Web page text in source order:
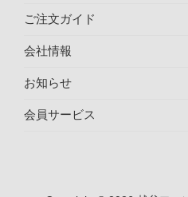
ご注文ガイド
会社情報
お知らせ
会員サービス